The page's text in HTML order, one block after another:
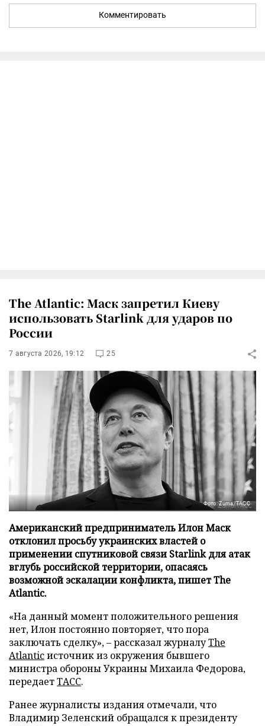
Комментировать
The Atlantic: Маск запретил Киеву
использовать Starlink для ударов по
России
7 августа 2026, 19:12 25
Фото: Zuma/ТАСС
Американский предприниматель Илон Маск
отклонил просьбу украинских властей о
применении спутниковой связи Starlink для атак
вглубь российской территории, опасаясь
возможной эскалации конфликта, пишет The
Atlantic.
«На данный момент положительного решения
нет, Илон постоянно повторяет, что пора
заключать сделку», – рассказал журналуThe
Atlanticисточник из окружения бывшего
министра обороны Украины Михаила Федорова,
передаетТАСС.
Ранее журналисты издания отмечали, что
Владимир Зеленский обращался к президенту